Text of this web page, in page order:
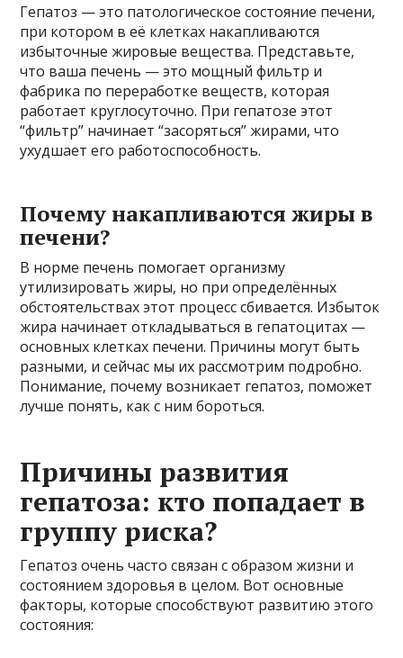
Гепатоз — это патологическое состояние печени,
при котором в её клетках накапливаются
избыточные жировые вещества. Представьте,
что ваша печень — это мощный фильтр и
фабрика по переработке веществ, которая
работает круглосуточно. При гепатозе этот
“фильтр” начинает “засоряться” жирами, что
ухудшает его работоспособность.
Почему накапливаются жиры в
печени?
В норме печень помогает организму
утилизировать жиры, но при определённых
обстоятельствах этот процесс сбивается. Избыток
жира начинает откладываться в гепатоцитах —
основных клетках печени. Причины могут быть
разными, и сейчас мы их рассмотрим подробно.
Понимание, почему возникает гепатоз, поможет
лучше понять, как с ним бороться.
Причины развития
гепатоза: кто попадает в
группу риска?
Гепатоз очень часто связан с образом жизни и
состоянием здоровья в целом. Вот основные
факторы, которые способствуют развитию этого
состояния: